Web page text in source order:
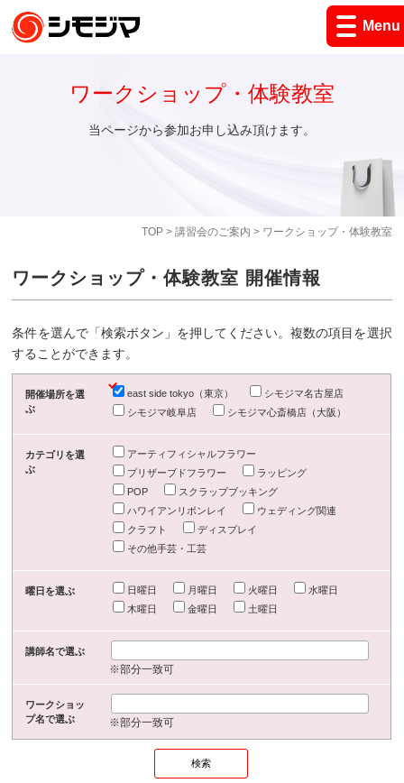
Menu
TOP> 講習会のご案内 > ワークショップ・体験教室
ワークショップ・体験教室
当ページから参加お申し込み頂けます。
ワークショップ・体験教室 開催情報
条件を選んで「検索ボタン」を押してください。複数の項目を選択
することができます。
開催場所を選
ぶ
east side tokyo（東京）
シモジマ名古屋店
シモジマ岐阜店
シモジマ心斎橋店（大阪）
カテゴリを選
ぶ
アーティフィシャルフラワー
プリザーブドフラワー
ラッピング
POP
スクラップブッキング
ハワイアンリボンレイ
ウェディング関連
クラフト
ディスプレイ
その他手芸・工芸
曜日を選ぶ 日曜日 月曜日 火曜日
水曜日
木曜日
金曜日 土曜日
講師名で選ぶ
※部分一致可
ワークショッ
プ名で選ぶ
※部分一致可